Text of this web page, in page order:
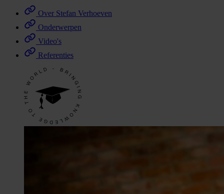
Over Stefan Verhoeven
Onderwerpen
Video's
Referenties